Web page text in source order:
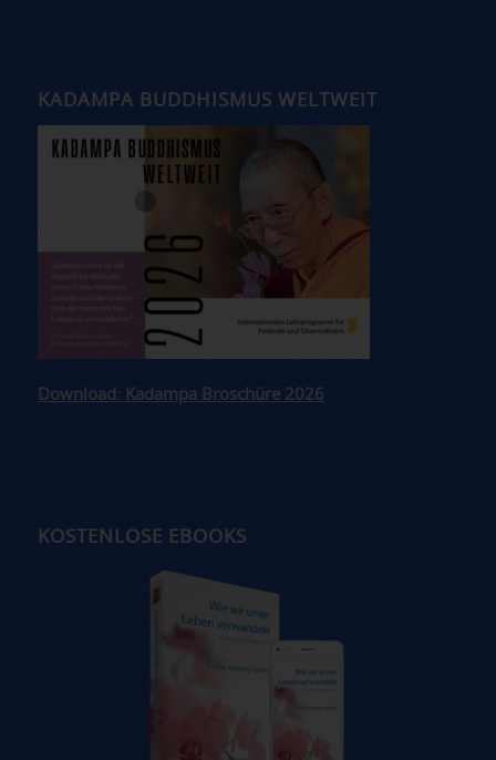
KADAMPA BUDDHISMUS WELTWEIT
Download: Kadampa Broschüre 2026
KOSTENLOSE EBOOKS